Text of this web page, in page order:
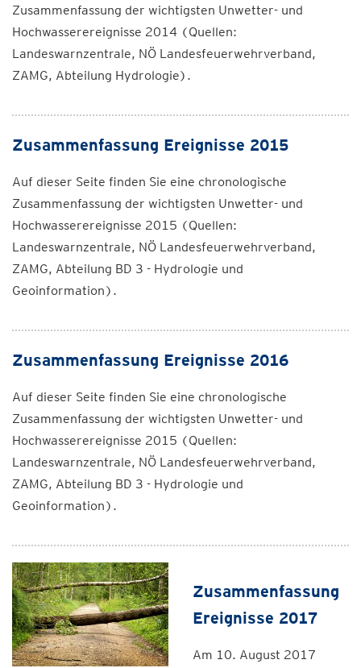
Zusammenfassung der wichtigsten Unwetter- und
Hochwasserereignisse 2014 (Quellen:
Landeswarnzentrale, NÖ Landesfeuerwehrverband,
ZAMG, Abteilung Hydrologie).
Zusammenfassung Ereignisse 2015
Auf dieser Seite finden Sie eine chronologische
Zusammenfassung der wichtigsten Unwetter- und
Hochwasserereignisse 2015 (Quellen:
Landeswarnzentrale, NÖ Landesfeuerwehrverband,
ZAMG, Abteilung BD 3 - Hydrologie und
Geoinformation).
Zusammenfassung Ereignisse 2016
Auf dieser Seite finden Sie eine chronologische
Zusammenfassung der wichtigsten Unwetter- und
Hochwasserereignisse 2015 (Quellen:
Landeswarnzentrale, NÖ Landesfeuerwehrverband,
ZAMG, Abteilung BD 3 - Hydrologie und
Geoinformation).
Zusammenfassung
Ereignisse 2017
Am 10. August 2017